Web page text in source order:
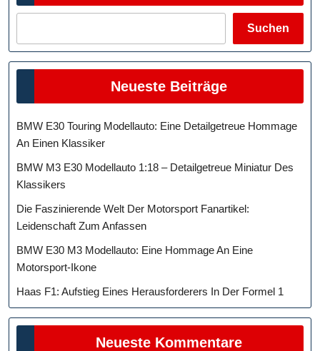
Suchen
Neueste Beiträge
BMW E30 Touring Modellauto: Eine Detailgetreue Hommage
An Einen Klassiker
BMW M3 E30 Modellauto 1:18 – Detailgetreue Miniatur Des
Klassikers
Die Faszinierende Welt Der Motorsport Fanartikel:
Leidenschaft Zum Anfassen
BMW E30 M3 Modellauto: Eine Hommage An Eine
Motorsport-Ikone
Haas F1: Aufstieg Eines Herausforderers In Der Formel 1
Neueste Kommentare